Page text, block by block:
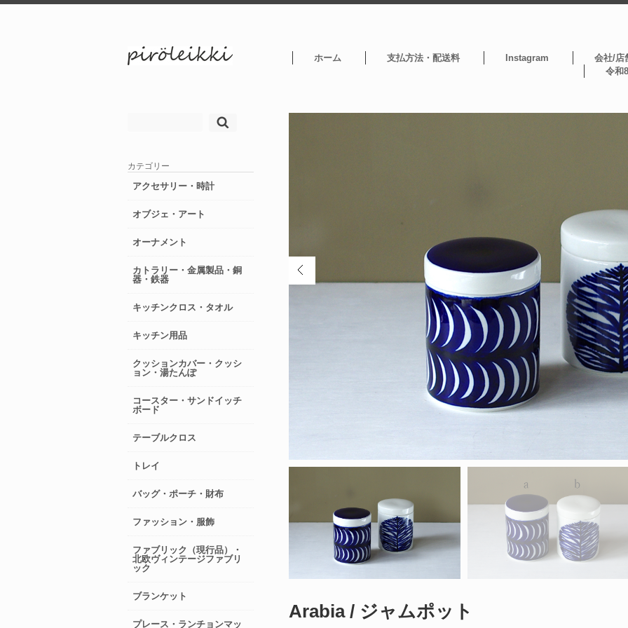
ホーム 支払方法・配送料 Instagram
会社/店
令和
Arabia / ジャムポット
カテゴリー
アクセサリー・時計
オブジェ・アート
オーナメント
カトラリー・金属製品・銅
器・鉄器
キッチンクロス・タオル
キッチン用品
クッションカバー・クッシ
ョン・湯たんぽ
コースター・サンドイッチ
ボード
テーブルクロス
トレイ
バッグ・ポーチ・財布
ファッション・服飾
ファブリック（現行品）・
北欧ヴィンテージファブリ
ック
ブランケット
プレース・ランチョンマッ